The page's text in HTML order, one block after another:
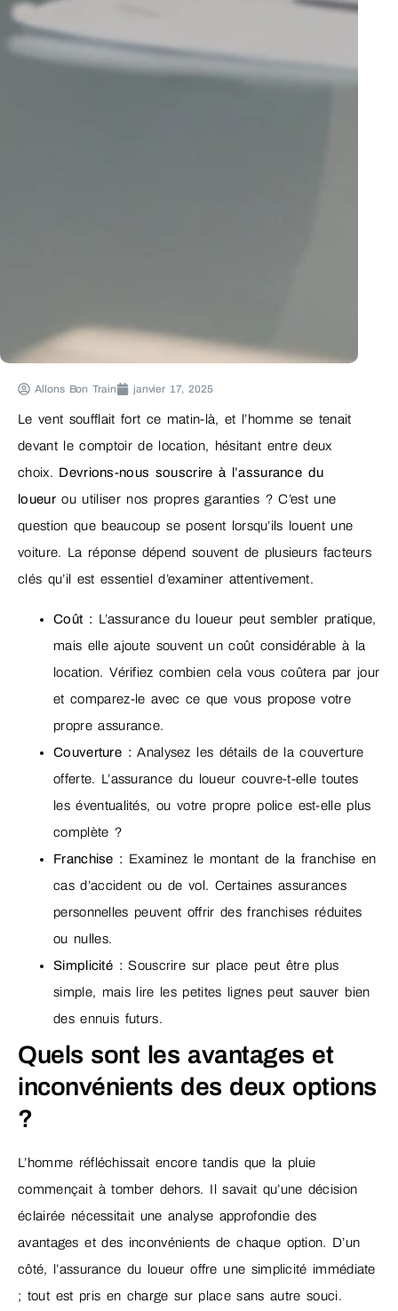
Allons Bon Train janvier 17, 2025
Le vent soufflait fort ce matin-là, et l’homme se tenait
devant le comptoir de location, hésitant entre deux
choix. Devrions-nous souscrire à l’assurance du
loueurou utiliser nos propres garanties ? C’est une
question que beaucoup se posent lorsqu’ils louent une
voiture. La réponse dépend souvent de plusieurs facteurs
clés qu’il est essentiel d’examiner attentivement.
Coût : L’assurance du loueur peut sembler pratique,
mais elle ajoute souvent un coût considérable à la
location. Vérifiez combien cela vous coûtera par jour
et comparez-le avec ce que vous propose votre
propre assurance.
Couverture : Analysez les détails de la couverture
offerte. L’assurance du loueur couvre-t-elle toutes
les éventualités, ou votre propre police est-elle plus
complète ?
Franchise : Examinez le montant de la franchise en
cas d’accident ou de vol. Certaines assurances
personnelles peuvent offrir des franchises réduites
ou nulles.
Simplicité : Souscrire sur place peut être plus
simple, mais lire les petites lignes peut sauver bien
des ennuis futurs.
Quels sont les avantages et
inconvénients des deux options
?
L’homme réfléchissait encore tandis que la pluie
commençait à tomber dehors. Il savait qu’une décision
éclairée nécessitait une analyse approfondie des
avantages et des inconvénients de chaque option. D’un
côté, l’assurance du loueur offre une simplicité immédiate
; tout est pris en charge sur place sans autre souci.